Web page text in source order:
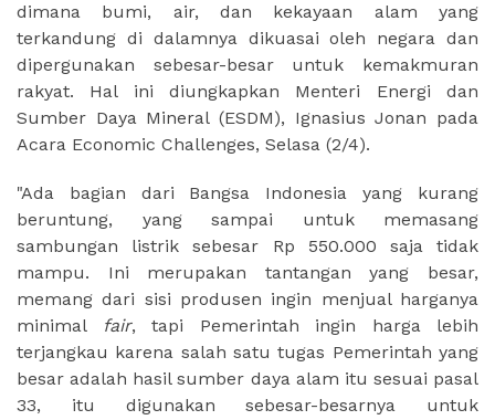
dimana bumi, air, dan kekayaan alam yang
terkandung di dalamnya dikuasai oleh negara dan
dipergunakan sebesar-besar untuk kemakmuran
rakyat. Hal ini diungkapkan Menteri Energi dan
Sumber Daya Mineral (ESDM), Ignasius Jonan pada
Acara Economic Challenges, Selasa (2/4).
"Ada bagian dari Bangsa Indonesia yang kurang
beruntung, yang sampai untuk memasang
sambungan listrik sebesar Rp 550.000 saja tidak
mampu. Ini merupakan tantangan yang besar,
memang dari sisi produsen ingin menjual harganya
minimal
fair, tapi Pemerintah ingin harga lebih
terjangkau karena salah satu tugas Pemerintah yang
besar adalah hasil sumber daya alam itu sesuai pasal
33, itu digunakan sebesar-besarnya untuk